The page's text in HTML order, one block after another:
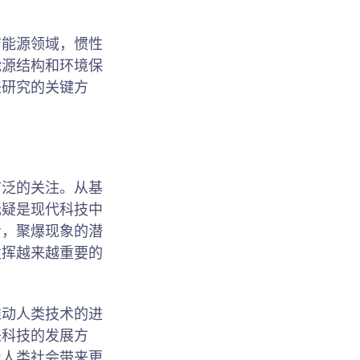
源领域，惯性
结构和环境保
究的关键方
的关注。从基
是现代科技中
聚爆现象的潜
越来越重要的
人类技术的进
技的发展方